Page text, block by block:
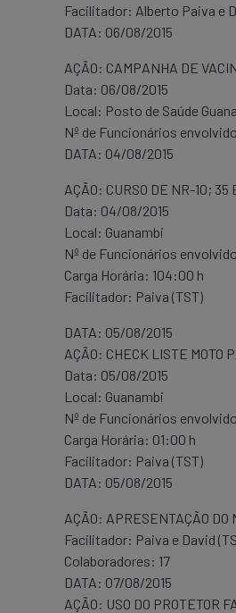
Facilitador: Alberto Paiva e
DATA: 06/08/2015
AÇÃO: CAMPANHA DE
Data: 06/08/2015
Local: Posto de Saúde
Nº de Funcionários
DATA: 04/08/2015
AÇÃO: CURSO DE NR-10; 35
Data: 04/08/2015
Local: Guanambi
Nº de Funcionários
Carga Horária: 104:00 h
Facilitador: Paiva (TST)
DATA: 05/08/2015
AÇÃO: CHECK LISTE MOTO
Data: 05/08/2015
Local: Guanambi
Nº de Funcionários
Carga Horária: 01:00 h
Facilitador: Paiva (TST)
DATA: 05/08/2015
AÇÃO: APRESENTAÇÃO DO
Facilitador: Paiva e David
Colaboradores: 17
DATA: 07/08/2015
AÇÃO: USO DO PROTETOR